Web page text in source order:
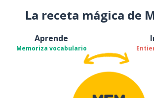
La receta mágica de
Aprende
Memoriza vocabulario